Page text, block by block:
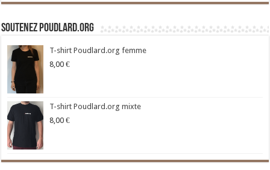
Soutenez Poudlard.org
T-shirt Poudlard.org femme
8,00 €
T-shirt Poudlard.org mixte
8,00 €